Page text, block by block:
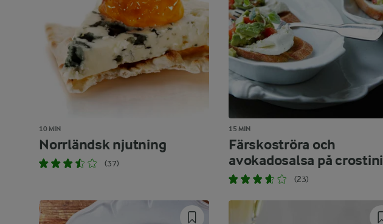
10 MIN
Norrländsk njutning
(37)
15 MIN
Färskoströra och
avokadosalsa på crostini
(23)